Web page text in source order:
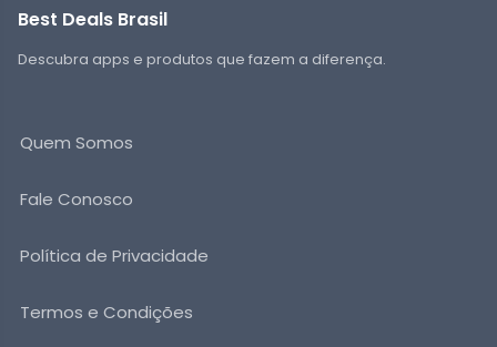
Best Deals Brasil
Descubra apps e produtos que fazem a diferença.
Quem Somos
Fale Conosco
Política de Privacidade
Termos e Condições